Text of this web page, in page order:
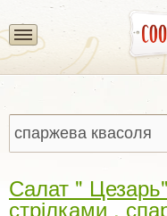
Салат "
стрілками ,